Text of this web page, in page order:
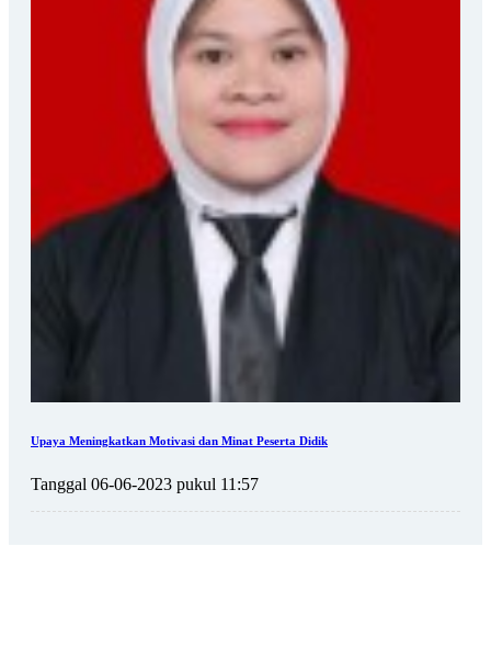
Upaya Meningkatkan Motivasi dan Minat Peserta Didik
Tanggal 06-06-2023 pukul 11:57